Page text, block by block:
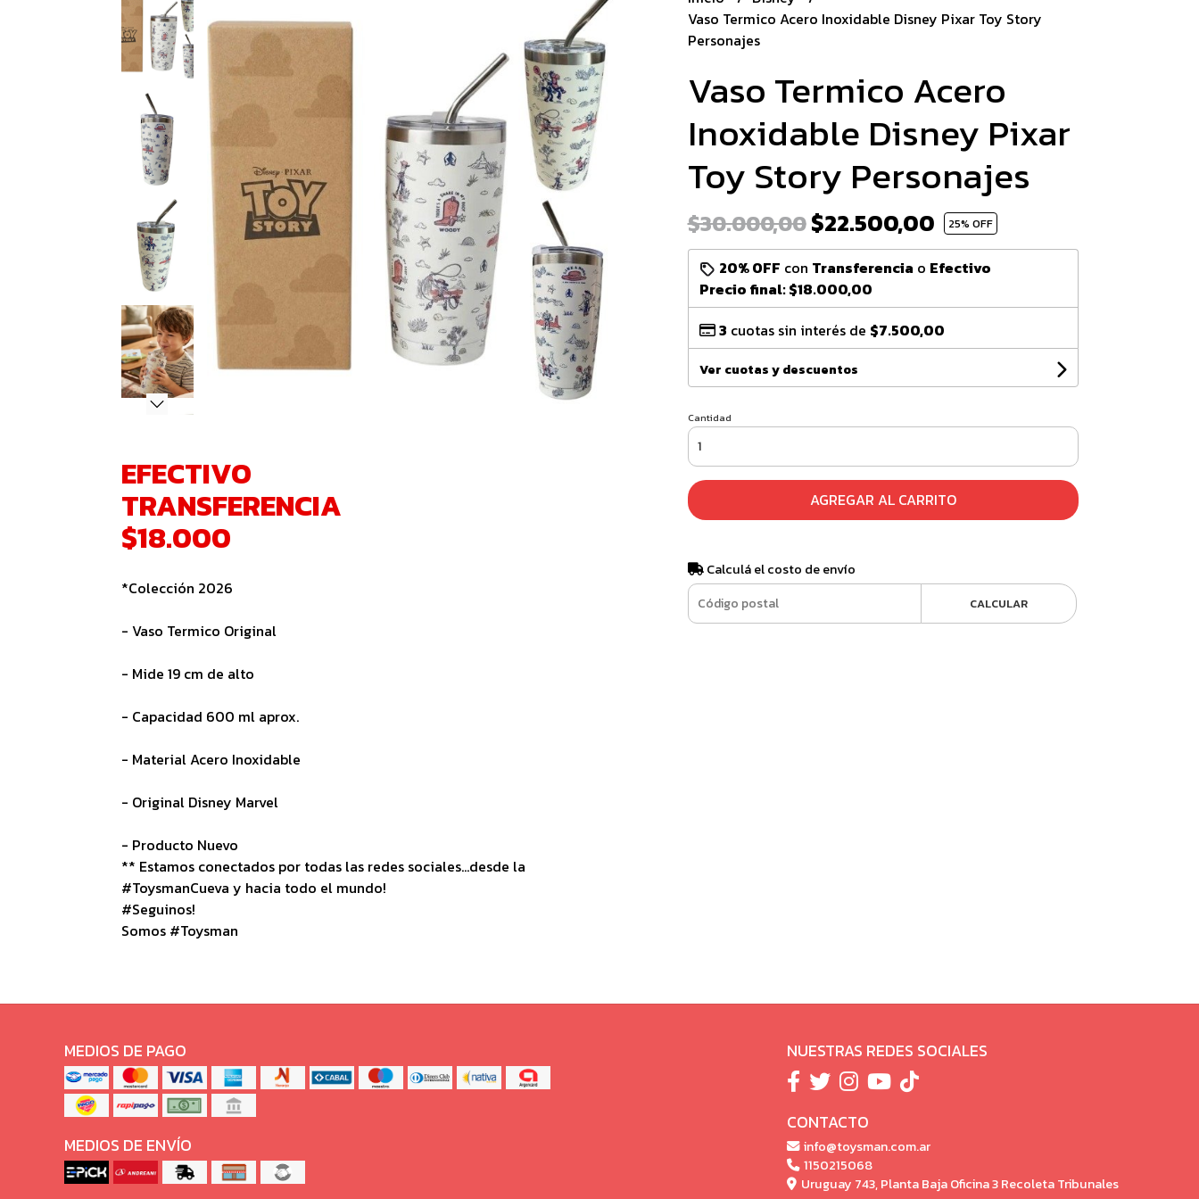
EFECTIVO
TRANSFERENCIA
$18.000
*Colección 2026
- Vaso Termico Original
- Mide 19 cm de alto
- Capacidad 600 ml aprox.
- Material Acero Inoxidable
- Original Disney Marvel
- Producto Nuevo
** Estamos conectados por todas las redes sociales...desde la
#ToysmanCueva y hacia todo el mundo!
#Seguinos!
Somos #Toysman
Vaso Termico Acero Inoxidable Disney Pixar Toy Story
Personajes
Vaso Termico Acero
Inoxidable Disney Pixar
Toy Story Personajes
$30.000,00$22.500,00 25% OFF
20% OFF con Transferencia o Efectivo
Precio final:$18.000,00
3 cuotas sin interés de $7.500,00
Ver cuotas y descuentos
Cantidad
AGREGAR AL CARRITO
Calculá el costo de envío
CALCULAR
MEDIOS DE PAGO
MEDIOS DE ENVÍO
NUESTRAS REDES SOCIALES
CONTACTO
info@toysman.com.ar
1150215068
Uruguay 743, Planta Baja Oficina 3 Recoleta Tribunales